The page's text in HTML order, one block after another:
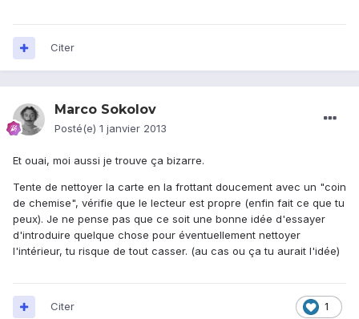
Citer
Marco Sokolov
Posté(e) 1 janvier 2013
Et ouai, moi aussi je trouve ça bizarre.
Tente de nettoyer la carte en la frottant doucement avec un "coin
de chemise", vérifie que le lecteur est propre (enfin fait ce que tu
peux). Je ne pense pas que ce soit une bonne idée d'essayer
d'introduire quelque chose pour éventuellement nettoyer
l'intérieur, tu risque de tout casser. (au cas ou ça tu aurait l'idée)
1
Citer